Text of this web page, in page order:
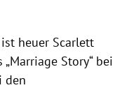
heuer Scarlett
„Marriage Story“ bei
den